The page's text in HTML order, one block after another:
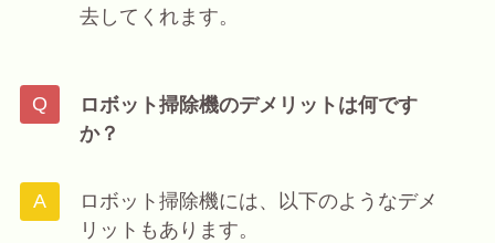
去してくれます。
ロボット掃除機のデメリットは何です
か？
ロボット掃除機には、以下のようなデメ
リットもあります。